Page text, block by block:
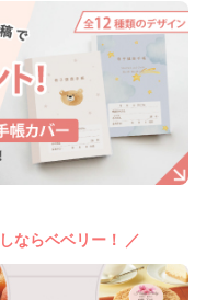
ならベベリー！ ／